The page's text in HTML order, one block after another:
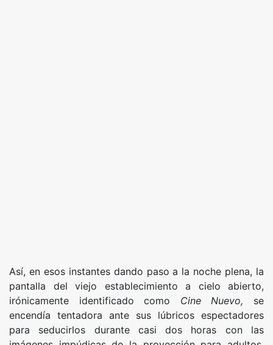
Así, en esos instantes dando paso a la noche plena, la
pantalla del viejo establecimiento a cielo abierto,
irónicamente identificado como Cine Nuevo, se
encendía tentadora ante sus lúbricos espectadores
para seducirlos durante casi dos horas con las